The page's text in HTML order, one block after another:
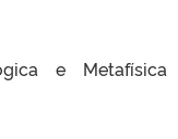
e Metafísica